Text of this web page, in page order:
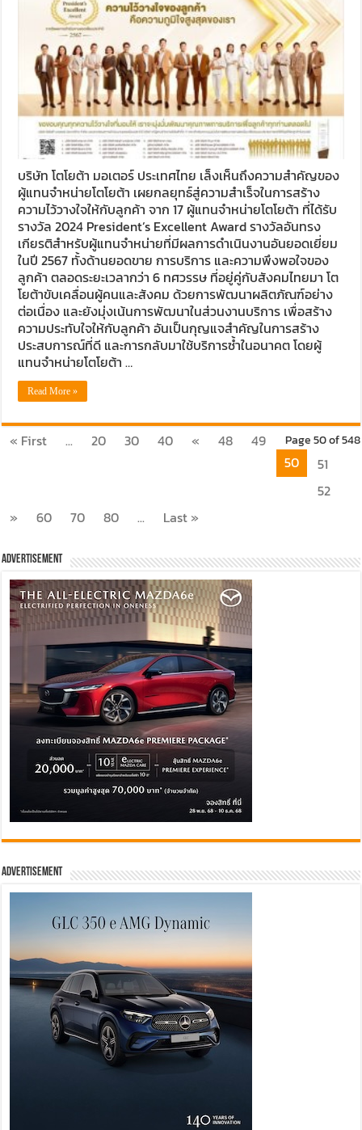
บริษัท โตโยต้า มอเตอร์ ประเทศไทย เล็งเห็นถึงความสำคัญของ
ผู้แทนจำหน่ายโตโยต้า เผยกลยุทธ์สู่ความสำเร็จในการสร้าง
ความไว้วางใจให้กับลูกค้า จาก 17 ผู้แทนจำหน่ายโตโยต้า ที่ได้รับ
รางวัล 2024 President’s Excellent Award รางวัลอันทรง
เกียรติสำหรับผู้แทนจำหน่ายที่มีผลการดำเนินงานอันยอดเยี่ยม
ในปี 2567 ทั้งด้านยอดขาย การบริการ และความพึงพอใจของ
ลูกค้า ตลอดระยะเวลากว่า 6 ทศวรรษ ที่อยู่คู่กับสังคมไทยมา โต
โยต้าขับเคลื่อนผู้คนและสังคม ด้วยการพัฒนาผลิตภัณฑ์อย่าง
ต่อเนื่อง และยังมุ่งเน้นการพัฒนาในส่วนงานบริการ เพื่อสร้าง
ความประทับใจให้กับลูกค้า อันเป็นกุญแจสำคัญในการสร้าง
ประสบการณ์ที่ดี และการกลับมาใช้บริการซ้ำในอนาคต โดยผู้
แทนจำหน่ายโตโยต้า …
Read More »
Page 50 of 548
« First ... 20 30 40 « 48
49
50
51
52
»
60 70 80 ... Last »
Advertisement
Advertisement